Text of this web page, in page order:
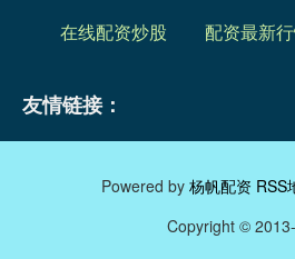
在线配资炒股 配资最新
友情链接：
Powered by 杨帆配资 RSS
Copyright ©